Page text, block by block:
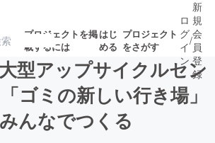
プロジェクトを掲
載するには
はじ
める
プロジェクト
をさがす
注目の新着プロ募集終了が近いプ
ロジェクト
ロ
グ
イ
ン
/
新
規
会
員
登
録
型アップサイクルセン
ゴミの新しい行き場」
んなでつくる